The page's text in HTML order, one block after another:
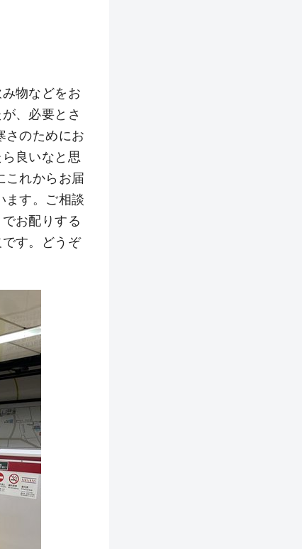
物などをお
、必要とさ
さのためにお
良いなと思
これからお届
ます。ご相談
お配りする
す。どうぞ